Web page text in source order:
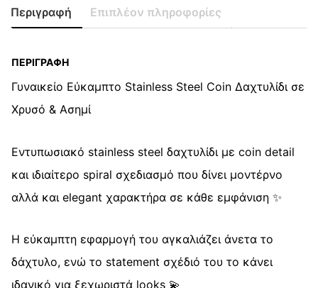
Stainless
Steel
Δαχτυλίδι
quantity
Περιγραφή Επιπλέον πληροφορίες
ΠΕΡΙΓΡΑΦΉ
Γυναικείο Εύκαμπτο Stainless Steel Coin Δαχτυλίδι σε
Χρυσό & Ασημί
Εντυπωσιακό stainless steel δαχτυλίδι με coin detail
και ιδιαίτερο spiral σχεδιασμό που δίνει μοντέρνο
αλλά και elegant χαρακτήρα σε κάθε εμφάνιση ✨
Η εύκαμπτη εφαρμογή του αγκαλιάζει άνετα το
δάχτυλο, ενώ το statement σχέδιό του το κάνει
ιδανικό για ξεχωριστά looks 💫